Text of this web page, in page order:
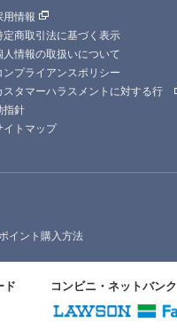
用情報
定商取引法に基づく表示
人情報の取扱いについて
ンプライアンスポリシー
スタマーハラスメントに対する行
指針
イトマップ
ポイント購入方法
ド コンビニ・ネットバンク